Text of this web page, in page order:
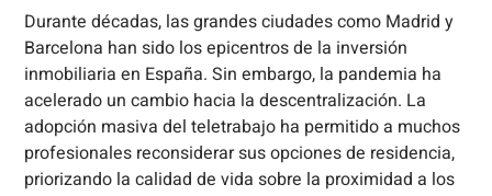
Durante décadas, las grandes ciudades como Madrid y
Barcelona han sido los epicentros de la inversión
inmobiliaria en España. Sin embargo, la pandemia ha
acelerado un cambio hacia la descentralización. La
adopción masiva del teletrabajo ha permitido a muchos
profesionales reconsiderar sus opciones de residencia,
priorizando la calidad de vida sobre la proximidad a los